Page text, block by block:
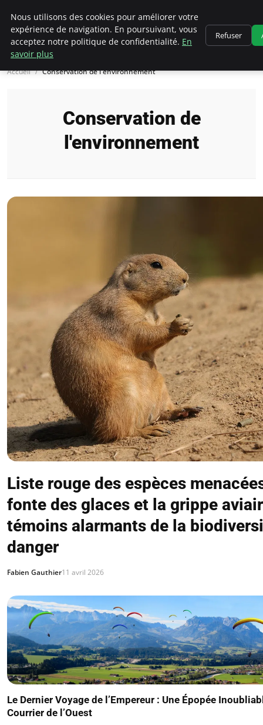
Climatedebtagents
Accueil Conservation de l'environnement
Conservation de
l'environnement
Liste rouge des espèces
fonte des glaces et la grippe
témoins alarmants de la
danger
Fabien Gauthier11 avril 2026
Le Dernier Voyage de l’Empereur : Une Épopée
Courrier de l’Ouest
Nous utilisons des cookies pour améliorer votre
expérience de navigation. En poursuivant, vous
acceptez notre politique de confidentialité. En
savoir plus
Refuser